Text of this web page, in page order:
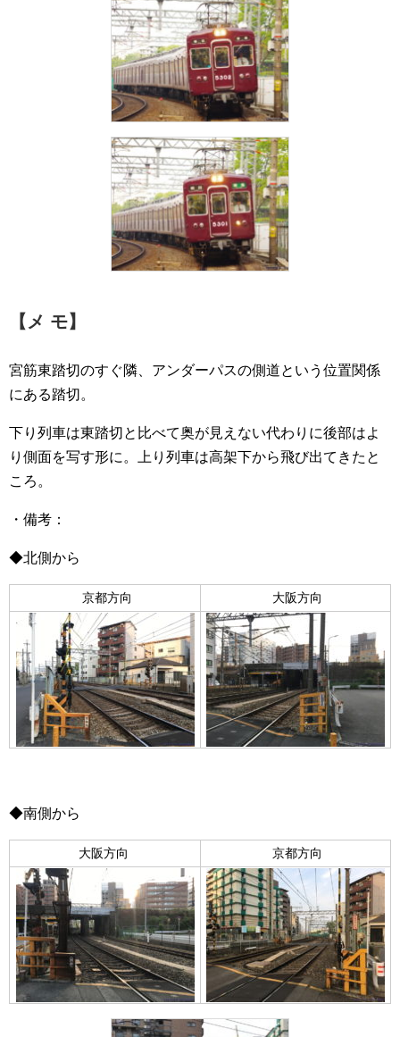
【メ モ】
宮筋東踏切のすぐ隣、アンダーパスの側道という位置関係
にある踏切。
下り列車は東踏切と比べて奥が見えない代わりに後部はよ
り側面を写す形に。上り列車は高架下から飛び出てきたと
ころ。
・備考：
◆北側から
京都方向 大阪方向
◆南側から
大阪方向 京都方向